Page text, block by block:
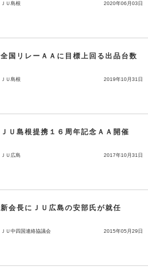
ＪＵ島根 2020年06月03日
全国リレーＡＡに目標上回る出品台数
ＪＵ島根 2019年10月31日
ＪＵ島根提携１６周年記念ＡＡ開催
ＪＵ広島 2017年10月31日
新会長にＪＵ広島の安部氏が就任
ＪＵ中四国連絡協議会 2015年05月29日